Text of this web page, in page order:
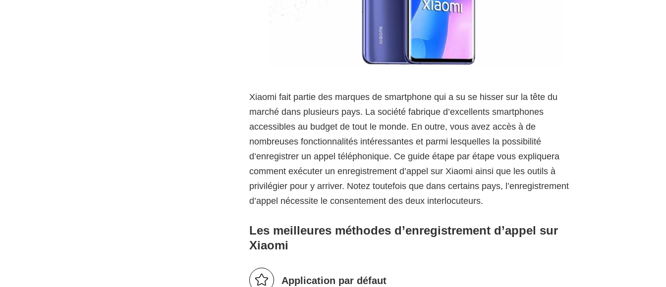
Xiaomi fait partie des marques de smartphone qui a su se hisser sur la tête du
marché dans plusieurs pays. La société fabrique d’excellents smartphones
accessibles au budget de tout le monde. En outre, vous avez accès à de
nombreuses fonctionnalités intéressantes et parmi lesquelles la possibilité
d’enregistrer un appel téléphonique. Ce guide étape par étape vous expliquera
comment exécuter un enregistrement d’appel sur Xiaomi ainsi que les outils à
privilégier pour y arriver. Notez toutefois que dans certains pays, l’enregistrement
d’appel nécessite le consentement des deux interlocuteurs.
Les meilleures méthodes d’enregistrement d’appel sur
Xiaomi
Application par défaut